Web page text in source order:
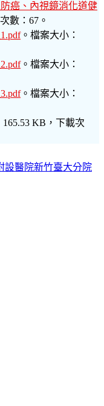
癌、內視鏡消化道健
數：67。
。檔案大小：
。檔案大小：
。檔案大小：
KB，下載次